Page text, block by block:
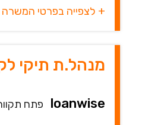
+ לצפייה בפרטי המשרה
מנהל.ת תיקי
loanwise פתח